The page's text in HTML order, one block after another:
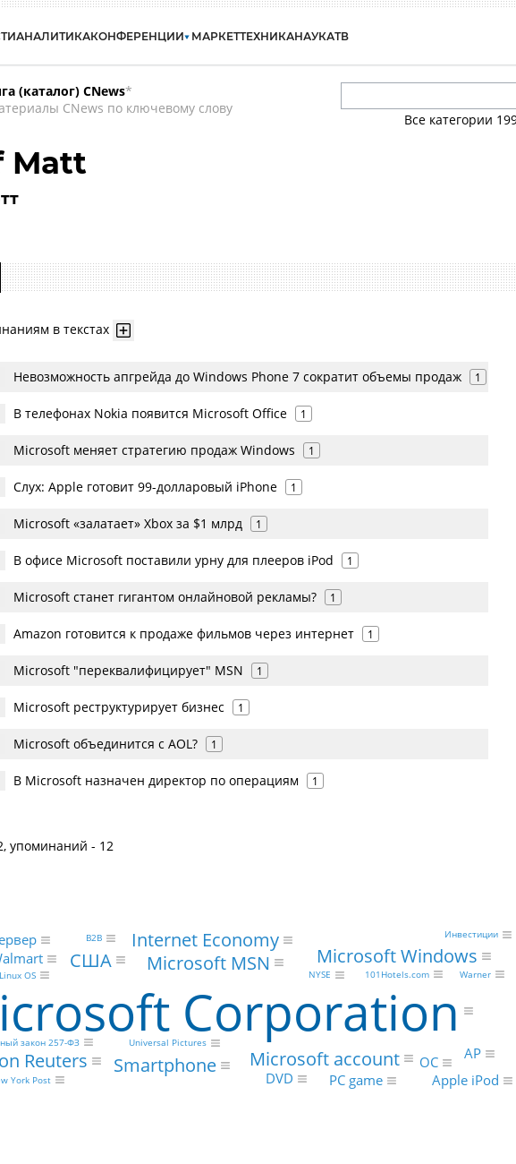
АНАЛИТИКАКОНФЕРЕНЦИИ МАРКЕТТЕХНИКАНАУКАТВ
(каталог) CNews*
CNews по ключевому слову
Все категории
Matt
в текстах
Невозможность апгрейда до Windows Phone 7 сократит объемы продаж 1
В телефонах Nokia появится Microsoft Office 1
Microsoft меняет стратегию продаж Windows 1
Слух: Apple готовит 99-долларовый iPhone 1
Microsoft «залатает» Xbox за $1 млрд 1
В офисе Microsoft поставили урну для плееров iPod 1
Microsoft станет гигантом онлайновой рекламы? 1
Amazon готовится к продаже фильмов через интернет 1
Microsoft "переквалифицирует" MSN 1
Microsoft реструктурирует бизнес 1
Microsoft объединится с AOL? 1
В Microsoft назначен директор по операциям 1
упоминаний - 12
Corporation
Microsoft Windows
Microsoft MSN
США
Reuters Smartphone Microsoft account
Internet Economy
ОС
DVD PC game Apple iPod
AP
NYSE Warner
Universal Pictures
101Hotels.com
B2B
Linux OS
закон 257-ФЗ
Инвестиции
York Post